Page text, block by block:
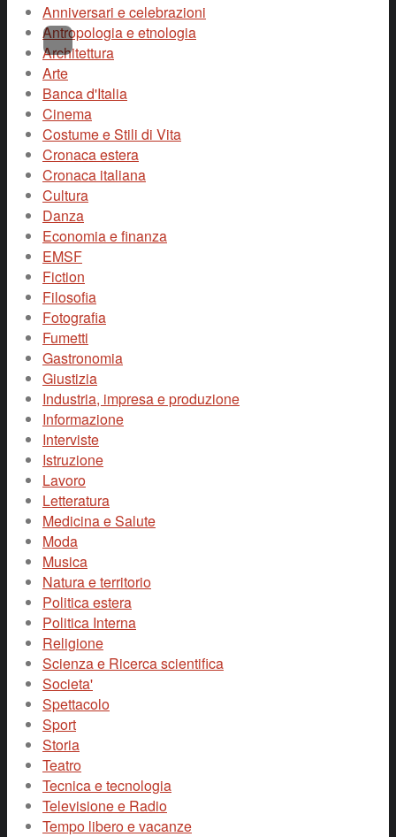
Anniversari e celebrazioni
Antropologia e etnologia
Architettura
Arte
Banca d'Italia
Cinema
Costume e Stili di Vita
Cronaca estera
Cronaca italiana
Cultura
Danza
Economia e finanza
EMSF
Fiction
Filosofia
Fotografia
Fumetti
Gastronomia
Giustizia
Industria, impresa e produzione
Informazione
Interviste
Istruzione
Lavoro
Letteratura
Medicina e Salute
Moda
Musica
Natura e territorio
Politica estera
Politica Interna
Religione
Scienza e Ricerca scientifica
Societa'
Spettacolo
Sport
Storia
Teatro
Tecnica e tecnologia
Televisione e Radio
Tempo libero e vacanze